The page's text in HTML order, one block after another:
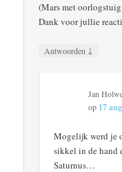
(Mars met
Dank voor jullie
Antwoorden ↓
Jan
op 17
Mogelijk werd je
sikkel in de hand
Saturnus…